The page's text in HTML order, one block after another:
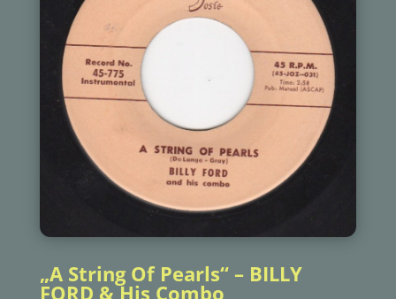
„A String Of Pearls“ – BILLY
FORD & His Combo